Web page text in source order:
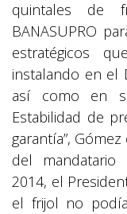
quintales de
BANASUPRO
estratégicos
instalando en el
así como en
Estabilidad de
garantía”,
del mandatario
2014, el
el frijol no